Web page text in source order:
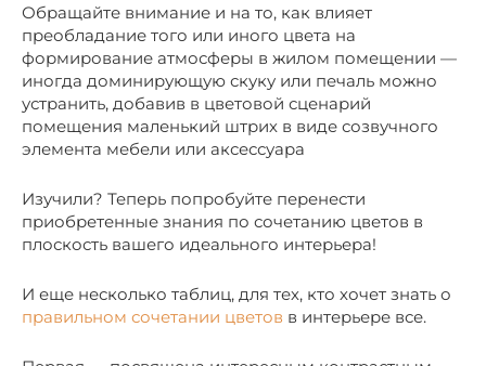
Обращайте внимание и на то, как влияет
преобладание того или иного цвета на
формирование атмосферы в жилом помещении —
иногда доминирующую скуку или печаль можно
устранить, добавив в цветовой сценарий
помещения маленький штрих в виде созвучного
элемента мебели или аксессуара
Изучили? Теперь попробуйте перенести
приобретенные знания по сочетанию цветов в
плоскость вашего идеального интерьера!
И еще несколько таблиц, для тех, кто хочет знать о
правильном сочетании цветов в интерьере все.